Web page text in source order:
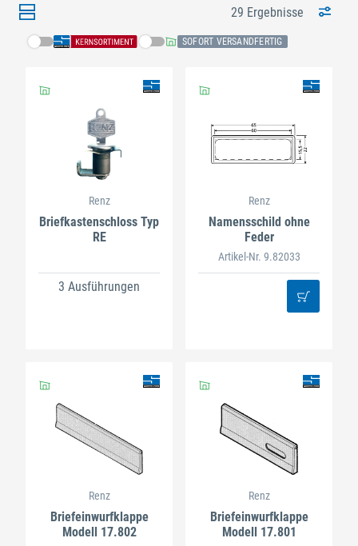
29 Ergebnisse
SOFORT VERSANDFERTIG
Renz
Briefkastenschloss Typ
RE
3 Ausführungen
Renz
Namensschild ohne
Feder
Artikel-Nr. 9.82033
Renz
Briefeinwurfklappe
Modell 17.802
Renz
Briefeinwurfklappe
Modell 17.801